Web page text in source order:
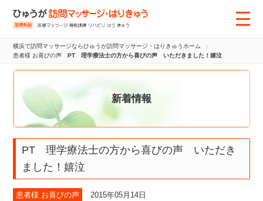
横浜で訪問マッサージならひゅうが訪問マッサージ・はりきゅうホーム
患者様 お喜びの声
PT 理学療法士の方から喜びの声 いただきました！嬉泣
新着情報
PT 理学療法士の方から喜びの声 いただき
ました！嬉泣
患者様 お喜びの声 2015年05月14日